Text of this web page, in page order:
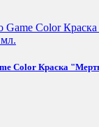
Color Краска